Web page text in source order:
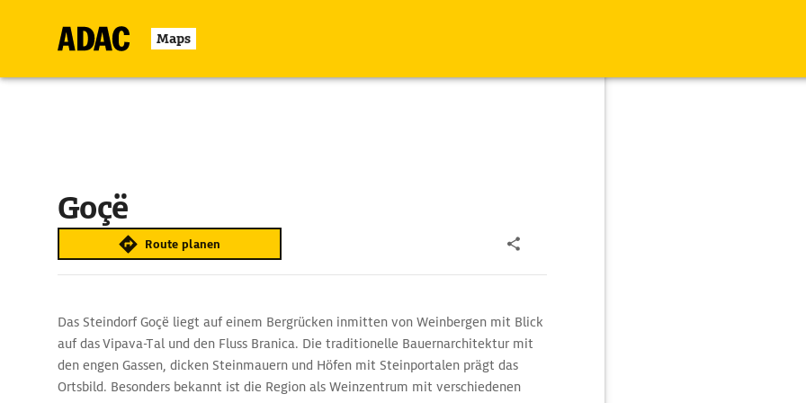
Maps
Goçë
Route planen
Das Steindorf Goçë liegt auf einem Bergrücken inmitten von Weinbergen mit Blick
auf das Vipava-Tal und den Fluss Branica. Die traditionelle Bauernarchitektur mit
den engen Gassen, dicken Steinmauern und Höfen mit Steinportalen prägt das
Ortsbild. Besonders bekannt ist die Region als Weinzentrum mit verschiedenen